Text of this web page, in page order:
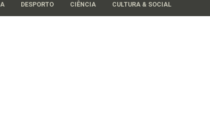
DESPORTO CIÊNCIA CULTURA & SOCIAL